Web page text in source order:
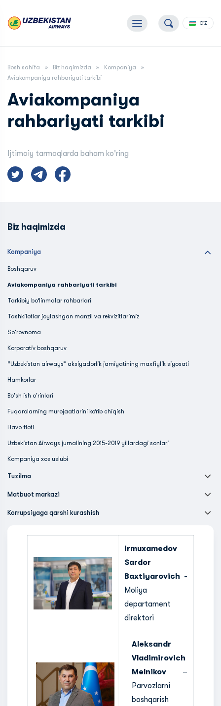
O'Z
Bosh sahifa Biz haqimizda
Kompaniya
Aviakompaniya rahbariyati tarkibi
Aviakompaniya
rahbariyati tarkibi
Ijtimoiy tarmoqlarda baham ko'ring
Biz haqimizda
Kompaniya
Boshqaruv
Aviakompaniya rahbariyati tarkibi
Tarkibiy bo‘linmalar rahbarlari
Tashkilotlar joylashgan manzil va rekvizitlarimiz
So'rovnoma
Korporativ boshqaruv
“Uzbekistan airways” aksiyadorlik jamiyatining maxfiylik siyosati
Hamkorlar
Bo'sh ish o'rinlari
Fuqarolarning murojaatlarini ko‘rib chiqish
Havo floti
Uzbekistan Airways jurnalining 2015-2019 yillardagi sonlari
Kompaniya xos uslubi
Tuzilma
Matbuot markazi
Korrupsiyaga qarshi kurashish
Irmuxamedov
Sardor
Baxtiyarovich -
Moliya
departament
direktori
Aleksandr
Vladimirovich
Melnikov –
Parvozlarni
boshqarish